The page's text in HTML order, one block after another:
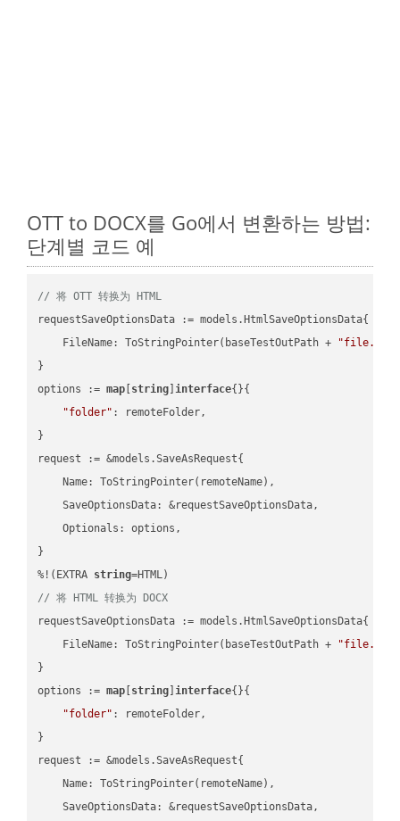
OTT to DOCX를 Go에서 변환하는 방법:
단계별 코드 예
// 将 OTT 转换为 HTML
requestSaveOptionsData := models.HtmlSaveOptionsData{
    FileName: ToStringPointer(baseTestOutPath +
"file.OTT"
}
options := map string ]interface{}{
"folder" : remoteFolder,
}
request := &models.SaveAsRequest{
    Name: ToStringPointer(remoteName),
    SaveOptionsData: &requestSaveOptionsData,
    Optionals: options,
}
%!(EXTRA string
// 将 HTML 转换为 DOCX
requestSaveOptionsData := models.HtmlSaveOptionsData{
    FileName: ToStringPointer(baseTestOutPath +
}
options := map string ]interface{}{
"folder" : remoteFolder,
}
request := &models.SaveAsRequest{
    Name: ToStringPointer(remoteName),
    SaveOptionsData: &requestSaveOptionsData,